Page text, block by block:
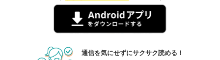
通信を気にせずにサクサク読める！